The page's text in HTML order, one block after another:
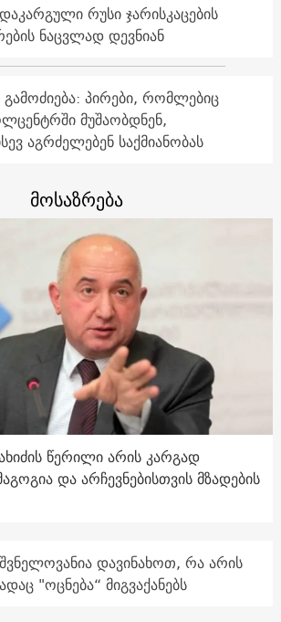
რუსი ჯარისკაცების
ნაცვლად დევნიან
პირები, რომლებიც
მუშაობდნენ,
აგრძელებენ საქმიანობას
მოსაზრება
წერილი არის კარგად
და არჩევნებისთვის მზადების
დავინახოთ, რა არის
"ოცნება“ მიგვაქანებს